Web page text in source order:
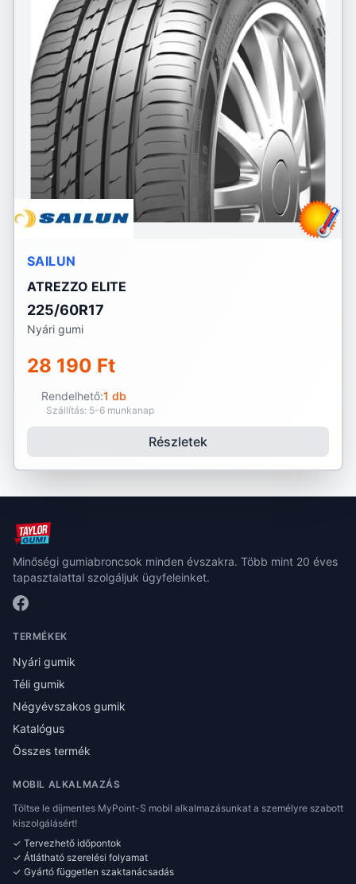
SAILUN
ATREZZO ELITE
225/60R17
Nyári gumi
28 190 Ft
Rendelhető:1 db
Szállítás: 5-6 munkanap
Részletek
Minőségi gumiabroncsok minden évszakra. Több mint 20 éves
tapasztalattal szolgáljuk ügyfeleinket.
TERMÉKEK
Nyári gumik
Téli gumik
Négyévszakos gumik
Katalógus
Összes termék
MOBIL ALKALMAZÁS
Töltse le díjmentes MyPoint-S mobil alkalmazásunkat a személyre szabott
kiszolgálásért!
✓ Tervezhető időpontok
✓ Átlátható szerelési folyamat
✓ Gyártó független szaktanácsadás